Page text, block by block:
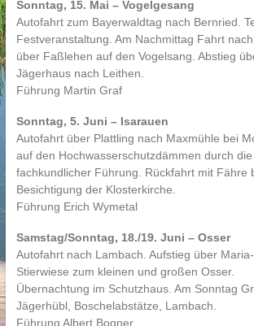
Sonntag, 15. Mai – Vogelgesang
Autofahrt zum Bayerwaldtag nach Bernried.
Festveranstaltung. Am Nachmittag Fahrt
über Faßlehen auf den Vogelsang. Abstieg
Jägerhaus nach Leithen.
Führung Martin Graf
Sonntag, 5. Juni – Isarauen
Autofahrt über Plattling nach Maxmühle bei
auf den Hochwasserschutzdämmen durch
fachkundlicher Führung. Rückfahrt mit Fähre
Besichtigung der Klosterkirche.
Führung Erich Wymetal
Samstag/Sonntag, 18./19. Juni – Osser
Autofahrt nach Lambach. Aufstieg über Maria-
Stierwiese zum kleinen und großen Osser.
Übernachtung im Schutzhaus. Am Sonntag
Jägerhübl, Boschelabstätze, Lambach.
Führung Albert Bogner